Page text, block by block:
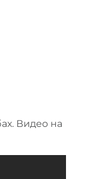
Видео на